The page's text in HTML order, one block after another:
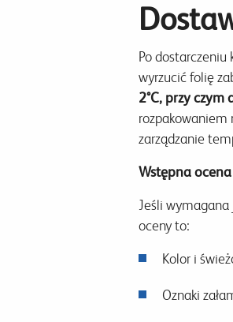
Po
wyrzucić folię
2°C, przy
rozpakowaniem
zarządzanie
Wstępna
Jeśli wymagana
oceny to:
Kolor i
Oznaki